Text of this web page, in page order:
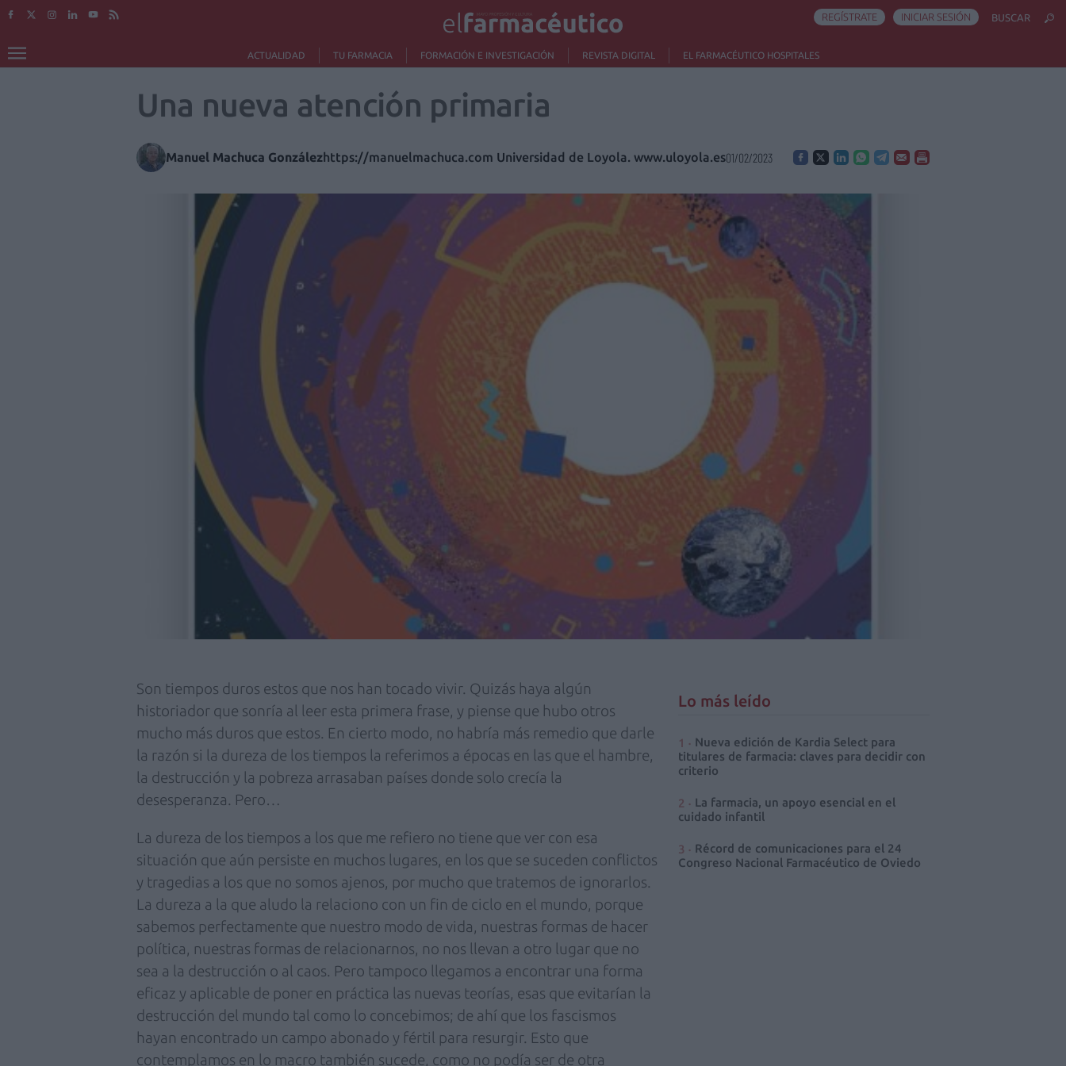
ACTUALIDAD TU FARMACIA FORMACIÓN E INVESTIGACIÓN REVISTA DIGITAL EL FARMACÉUTICO HOSPITALES
REGÍSTRATE INICIAR SESIÓN BUSCAR
Una nueva atención primaria
Manuel Machuca Gonzálezhttps://manuelmachuca.com Universidad de Loyola. www.uloyola.es01/02/2023
Son tiempos duros estos que nos han tocado vivir. Quizás haya algún
historiador que sonría al leer esta primera frase, y piense que hubo otros
mucho más duros que estos. En cierto modo, no habría más remedio que darle
la razón si la dureza de los tiempos la referimos a épocas en las que el hambre,
la destrucción y la pobreza arrasaban países donde solo crecía la
desesperanza. Pero…
La dureza de los tiempos a los que me refiero no tiene que ver con esa
situación que aún persiste en muchos lugares, en los que se suceden conflictos
y tragedias a los que no somos ajenos, por mucho que tratemos de ignorarlos.
La dureza a la que aludo la relaciono con un fin de ciclo en el mundo, porque
sabemos perfectamente que nuestro modo de vida, nuestras formas de hacer
política, nuestras formas de relacionarnos, no nos llevan a otro lugar que no
sea a la destrucción o al caos. Pero tampoco llegamos a encontrar una forma
eficaz y aplicable de poner en práctica las nuevas teorías, esas que evitarían la
destrucción del mundo tal como lo concebimos; de ahí que los fascismos
hayan encontrado un campo abonado y fértil para resurgir. Esto que
contemplamos en lo macro también sucede, como no podía ser de otra
Lo más leído
Nueva edición de Kardia Select para
titulares de farmacia: claves para decidir con
criterio
La farmacia, un apoyo esencial en el
cuidado infantil
Récord de comunicaciones para el 24
Congreso Nacional Farmacéutico de Oviedo